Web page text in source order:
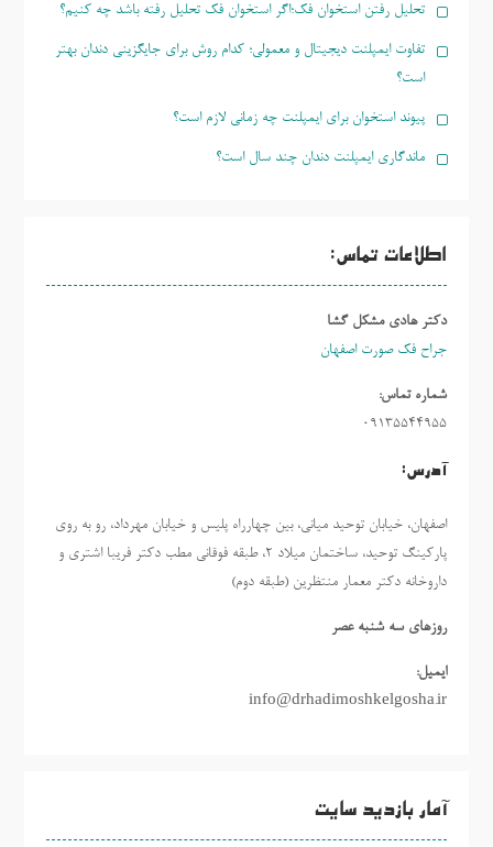
تحلیل رفتن استخوان فک؛اگر استخوان فک تحلیل رفته باشد چه کنیم؟
تفاوت ایمپلنت دیجیتال و معمولی؛ کدام روش برای جایگزینی دندان بهتر
است؟
پیوند استخوان برای ایمپلنت چه زمانی لازم است؟
ماندگاری ایمپلنت دندان چند سال است؟
اطلاعات تماس:
دکتر هادی مشکل گشا
جراح فک صورت اصفهان
شماره تماس:
09135544955
آدرس:
اصفهان، خیابان توحید میانی، بین چهارراه پلیس و خیابان مهرداد، رو به روی
پارکینگ توحید، ساختمان میلاد ٢، طبقه فوقانی مطب دکتر فریبا اشتری و
داروخانه دکتر معمار منتظرین (طبقه دوم)
روزهاي سه شنبه عصر
ایمیل:
info@drhadimoshkelgosha.ir
آمار بازدید سایت